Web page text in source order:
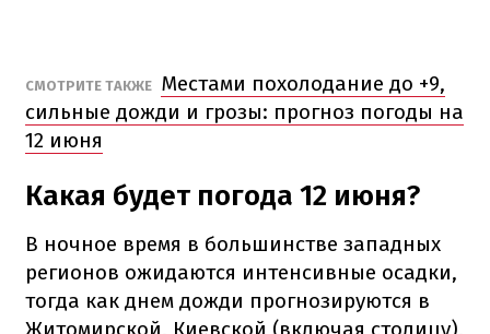
СМОТРИТЕ ТАКЖЕ Местами похолодание до +9,
сильные дожди и грозы: прогноз погоды на
12 июня
Какая будет погода 12 июня?
В ночное время в большинстве западных
регионов ожидаются интенсивные осадки,
тогда как днем дожди прогнозируются в
Житомирской, Киевской (включая столицу),